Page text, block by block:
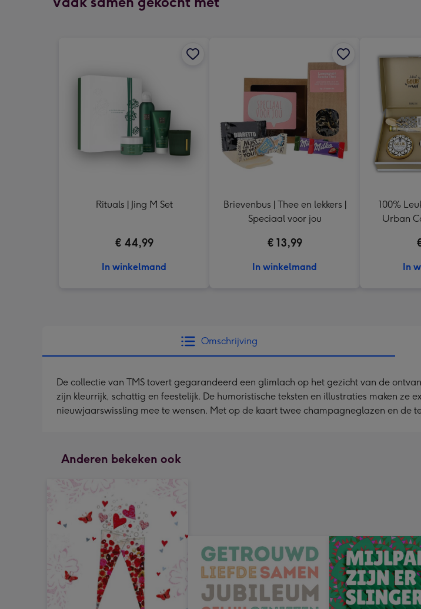
Rituals | Jing M Set
€ 44,99
In winkelmand
Brievenbus | Thee en lekkers |
Speciaal voor jou
€ 13,99
In winkelmand
100%
Urban
In
Omschrijving
De collectie van TMS tovert gegarandeerd een glimlach op het gezicht van de
zijn kleurrijk, schattig en feestelijk. De humoristische teksten en illustraties maken
nieuwjaarswissling mee te wensen. Met op de kaart twee champagneglazen en de
Anderen bekeken ook